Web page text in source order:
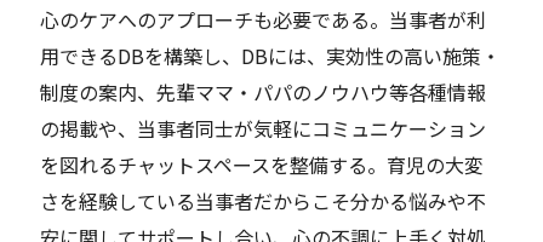
心のケアへのアプローチも必要である。当事者が利
用できるDBを構築し、DBには、実効性の高い施策・
制度の案内、先輩ママ・パパのノウハウ等各種情報
の掲載や、当事者同士が気軽にコミュニケーション
を図れるチャットスペースを整備する。育児の大変
さを経験している当事者だからこそ分かる悩みや不